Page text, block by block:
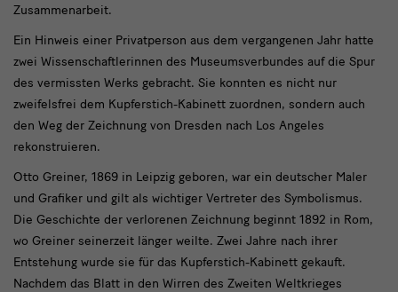
Zusammenarbeit.
Ein Hinweis einer Privatperson aus dem vergangenen Jahr hatte
zwei Wissenschaftlerinnen des Museumsverbundes auf die Spur
des vermissten Werks gebracht. Sie konnten es nicht nur
zweifelsfrei dem Kupferstich-Kabinett zuordnen, sondern auch
den Weg der Zeichnung von Dresden nach Los Angeles
rekonstruieren.
Otto Greiner, 1869 in Leipzig geboren, war ein deutscher Maler
und Grafiker und gilt als wichtiger Vertreter des Symbolismus.
Die Geschichte der verlorenen Zeichnung beginnt 1892 in Rom,
wo Greiner seinerzeit länger weilte. Zwei Jahre nach ihrer
Entstehung wurde sie für das Kupferstich-Kabinett gekauft.
Nachdem das Blatt in den Wirren des Zweiten Weltkrieges